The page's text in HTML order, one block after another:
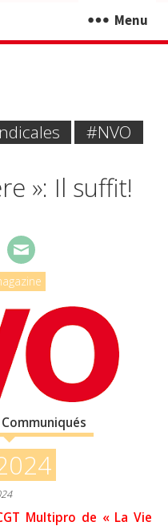
Menu
#NVO
»: Il suffit!
Communiqués
Multipro de « La Vie